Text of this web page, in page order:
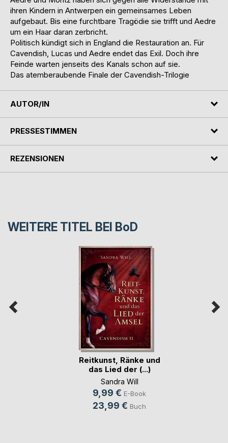
ihren Kindern in Antwerpen ein gemeinsames Leben
aufgebaut. Bis eine furchtbare Tragödie sie trifft und Aedre
um ein Haar daran zerbricht.
Politisch kündigt sich in England die Restauration an. Für
Cavendish, Lucas und Aedre endet das Exil. Doch ihre
Feinde warten jenseits des Kanals schon auf sie.
Das atemberaubende Finale der Cavendish-Trilogie
AUTOR/IN
PRESSESTIMMEN
REZENSIONEN
WEITERE TITEL BEI BoD
Reitkunst, Ränke und
das Lied der (...)
Sandra Will
9,99 € E-Book
23,99 € Buch